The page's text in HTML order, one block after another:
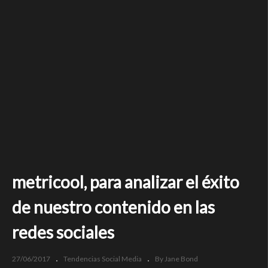
metricool, para analizar el éxito
de nuestro contenido en las
redes sociales
27/06/2017 Tendencias Social Media
By Jane Bond